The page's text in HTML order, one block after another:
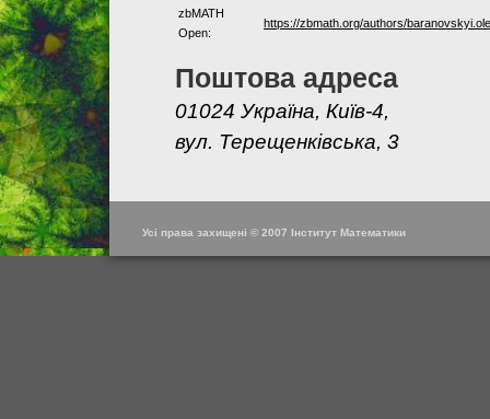
zbMATH
Open:
https://zbmath.org/authors/
Поштова адреса
01024 Україна, Київ-4,
вул. Терещенківська, 3
Усі права захищені © 2007 Інститут Математики